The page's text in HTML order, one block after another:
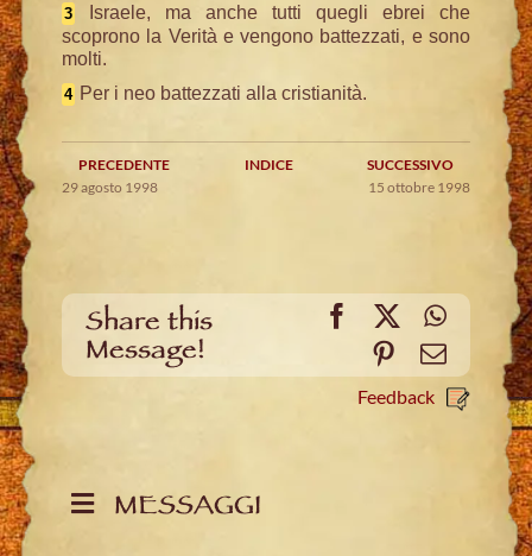
3
Israele, ma anche tutti quegli ebrei che
scoprono la Verità e vengono battezzati, e sono
molti.
4 Per i neo battezzati alla cristianità.
PRECEDENTE INDICE
SUCCESSIVO
29 agosto 1998
15 ottobre 1998
Share this
Message!
Facebook
X
Pinterest
Email
Feedback
MESSAGGI